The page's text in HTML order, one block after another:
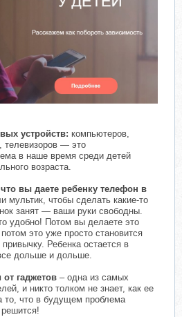
устройств: компьютеров,
телевизоров — это
в наше время среди детей
возраста.
вы даете ребенку телефон в
мультик, чтобы сделать какие-то
занят — ваши руки свободны.
удобно! Потом вы делаете это
это уже просто становится
Ребенка остается в
дольше и дольше.
гаджетов – одна из самых
и никто толком не знает, как ее
что в будущем проблема